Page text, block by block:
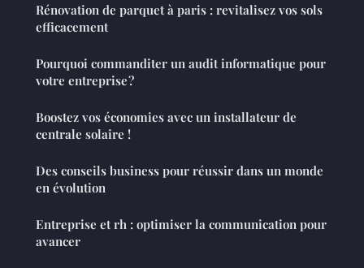
Rénovation de parquet à paris : revitalisez vos sols
efficacement
Pourquoi commanditer un audit informatique pour
votre entreprise ?
Boostez vos économies avec un installateur de
centrale solaire !
Des conseils business pour réussir dans un monde
en évolution
Entreprise et rh : optimiser la communication pour
avancer